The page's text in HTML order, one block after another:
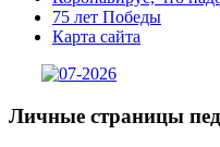
75 лет Победы
Карта сайта
Личные страницы